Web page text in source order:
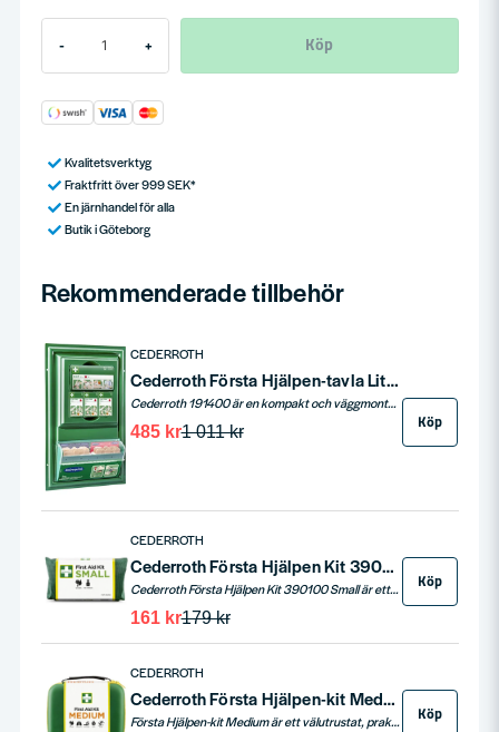
- + Köp
Kvalitetsverktyg
Fraktfritt över 999 SEK*
En järnhandel för alla
Butik i Göteborg
Rekommenderade tillbehör
CEDERROTH
Cederroth Första Hjälpen-tavla Liten 191400
Cederroth 191400 är en kompakt och väggmonterbar Första Hjälpentavla som innehåller de viktigaste produkterna för snabb sårvård. Tavlan är anpassad för mindre utrymmen som arbetsfordon, verkstäder och kontor. Med tydligt uppmärkta fack och lättillgängliga förband kan skador snabbt och effektivt behandlas.
1 011 kr
485 kr Köp
CEDERROTH
Cederroth Första Hjälpen Kit 390100 Small
Cederroth Första Hjälpen Kit 390100 Small är ett kompakt och smidigt första hjälpen-kit i slitstarkt nylonfodral. Det passar för friluftsliv, arbete, resor och vardag där du snabbt vill ha plåster, sårtvätt och blodstoppare nära till hands.
179 kr
161 kr
Köp
CEDERROTH
Cederroth Första Hjälpen-kit Medium
Första Hjälpen-kit Medium är ett välutrustat, praktiskt och skyddande kit för första hjälpen-åtgärder. Levereras i tjockt, slitstarkt material med transparenta plastfickor för överskådligt innehåll. Inkluderar bl.a. andningsmask, handskar, räddningsfilt, sax, blodstoppare, plåster och sårtvättare. Köp